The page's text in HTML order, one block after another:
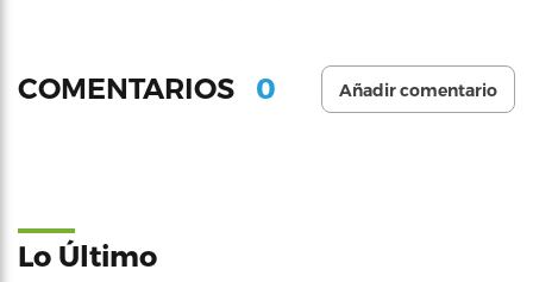
COMENTARIOS 0 Añadir comentario
Lo Último